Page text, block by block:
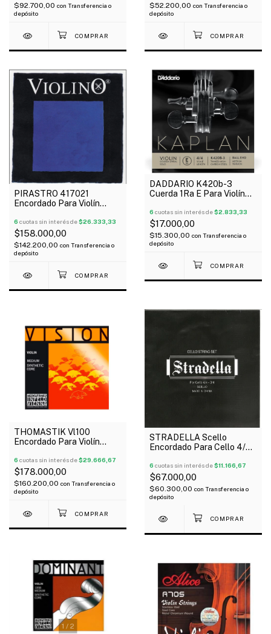
$92.700,00 con Transferencia o
depósito
$52.200,00 con Transferencia o
depósito
PIRASTRO 417021
Encordado Para Violín
6 cuotas sin interés de$26.333,33
$158.000,00
$142.200,00 con Transferencia o
depósito
DADDARIO K420b-3
Cuerda 1Ra E Para Violín
En Bola
6 cuotas sin interés de$2.833,33
$17.000,00
$15.300,00 con Transferencia o
depósito
THOMASTIK Vl100
Encordado Para Violín
Medium 4/4
6 cuotas sin interés de$29.666,67
$178.000,00
$160.200,00 con Transferencia o
depósito
STRADELLA Scello
Encordado Para Cello 4/4
6 cuotas sin interés de$11.166,67
$67.000,00
$60.300,00 con Transferencia o
depósito
1 / 2